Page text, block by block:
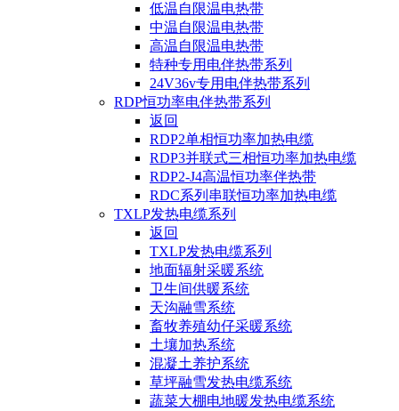
低温自限温电热带
中温自限温电热带
高温自限温电热带
特种专用电伴热带系列
24V36v专用电伴热带系列
RDP恒功率电伴热带系列
返回
RDP2单相恒功率加热电缆
RDP3并联式三相恒功率加热电缆
RDP2-J4高温恒功率伴热带
RDC系列串联恒功率加热电缆
TXLP发热电缆系列
返回
TXLP发热电缆系列
地面辐射采暖系统
卫生间供暖系统
天沟融雪系统
畜牧养殖幼仔采暖系统
土壤加热系统
混凝土养护系统
草坪融雪发热电缆系统
蔬菜大棚电地暖发热电缆系统